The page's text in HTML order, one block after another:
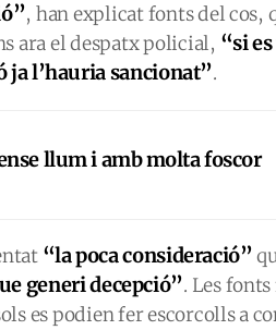
, han explicat fonts del cos,
ara el despatx policial, “si
ja l’hauria sancionat”.
llum i amb molta foscor
“la poca consideració”
generi decepció”. Les
es podien fer escorcolls a